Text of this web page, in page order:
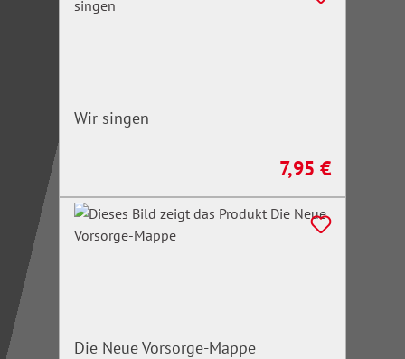
Wir singen
Regulärer Preis:
7,95 €
Die Neue Vorsorge-Mappe